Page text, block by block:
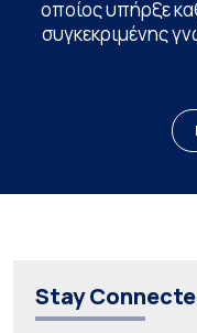
οποίος υπήρξε
συγκεκριμένης
Stay